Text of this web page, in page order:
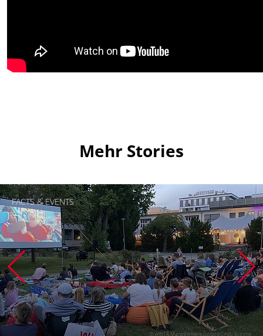
Mehr Stories
FACTS & EVENTS
© WISTA Management GmbH/Cindy Böhme